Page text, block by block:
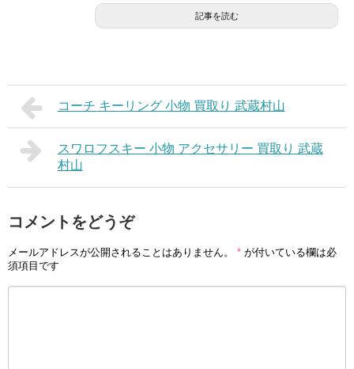
記事を読む
コーチ キーリング 小物 買取り 武蔵村山
スワロフスキー 小物 アクセサリー 買取り 武蔵
村山
コメントをどうぞ
メールアドレスが公開されることはありません。 * が付いている欄は必
須項目です